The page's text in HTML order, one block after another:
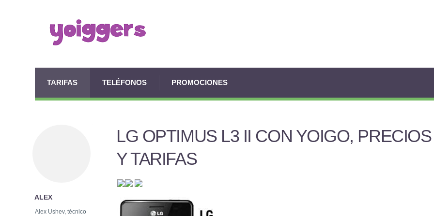
TARIFAS TELÉFONOS PROMOCIONES
LG OPTIMUS L3 II CON YOIGO, PRECIOS
Y TARIFAS
ALEX
Alex Ushev, técnico